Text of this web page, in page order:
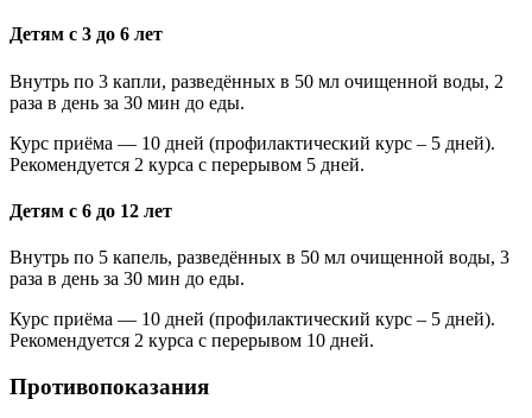
Детям с 3 до 6 лет
Внутрь по 3 капли, разведённых в 50 мл очищенной воды, 2
раза в день за 30 мин до еды.
Курс приёма — 10 дней (профилактический курс – 5 дней).
Рекомендуется 2 курса с перерывом 5 дней.
Детям с 6 до 12 лет
Внутрь по 5 капель, разведённых в 50 мл очищенной воды, 3
раза в день за 30 мин до еды.
Курс приёма — 10 дней (профилактический курс – 5 дней).
Рекомендуется 2 курса с перерывом 10 дней.
Противопоказания